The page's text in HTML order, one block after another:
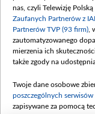
nas, czyli Telewizję
Zaufanych Partnerów z
Partnerów TVP (93 firm) ,
zautomatyzowanego
mierzenia ich
także zgody na
Twoje dane osobowe
poszczególnych serwisów
zapisywane za pomocą